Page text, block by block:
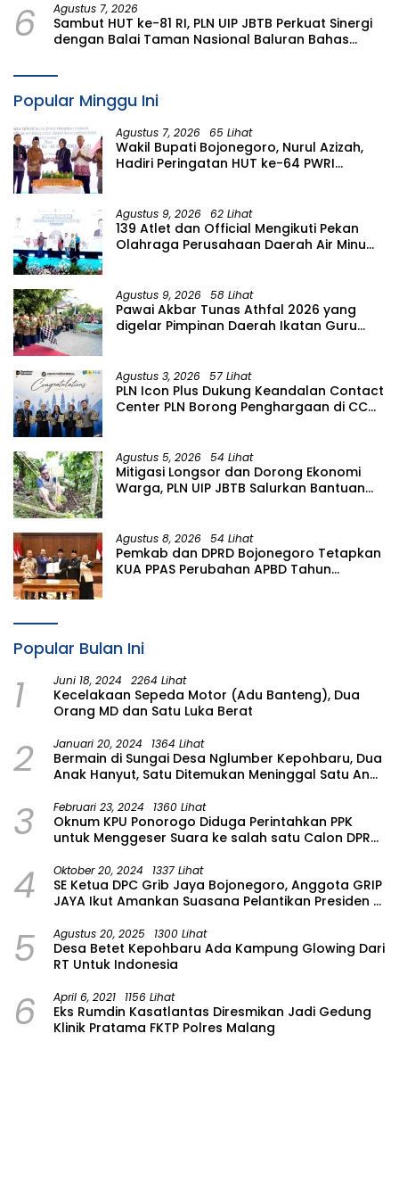
6 Agustus 7, 2026
Sambut HUT ke-81 RI, PLN UIP JBTB Perkuat Sinergi
dengan Balai Taman Nasional Baluran Bahas
Watudodol/Kalipuro
Popular Minggu Ini
Agustus 7, 2026 65 Lihat
Wakil Bupati Bojonegoro, Nurul Azizah,
Hadiri Peringatan HUT ke-64 PWRI
Agustus 9, 2026 62 Lihat
139 Atlet dan Official Mengikuti Pekan
Olahraga Perusahaan Daerah Air Minum
Agustus 9, 2026 58 Lihat
Pawai Akbar Tunas Athfal 2026 yang
digelar Pimpinan Daerah Ikatan Guru
Agustus 3, 2026 57 Lihat
PLN Icon Plus Dukung Keandalan Contact
Center PLN Borong Penghargaan di CCW
Agustus 5, 2026 54 Lihat
Mitigasi Longsor dan Dorong Ekonomi
Warga, PLN UIP JBTB Salurkan Bantuan
Agustus 8, 2026 54 Lihat
Pemkab dan DPRD Bojonegoro Tetapkan
KUA PPAS Perubahan APBD Tahun
Popular Bulan Ini
1 Juni 18, 2024 2264 Lihat
Kecelakaan Sepeda Motor (Adu Banteng), Dua
Orang MD dan Satu Luka Berat
2 Januari 20, 2024 1364 Lihat
Bermain di Sungai Desa Nglumber Kepohbaru, Dua
Anak Hanyut, Satu Ditemukan Meninggal Satu Anak
3 Februari 23, 2024 1360 Lihat
Oknum KPU Ponorogo Diduga Perintahkan PPK
untuk Menggeser Suara ke salah satu Calon DPRD
4 Oktober 20, 2024 1337 Lihat
SE Ketua DPC Grib Jaya Bojonegoro, Anggota GRIP
JAYA Ikut Amankan Suasana Pelantikan Presiden di
5 Agustus 20, 2025 1300 Lihat
Desa Betet Kepohbaru Ada Kampung Glowing Dari
RT Untuk Indonesia
6 April 6, 2021 1156 Lihat
Eks Rumdin Kasatlantas Diresmikan Jadi Gedung
Klinik Pratama FKTP Polres Malang